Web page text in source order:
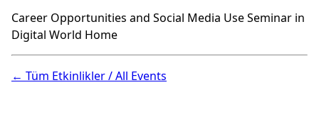
Career Opportunities and Social Media Use Seminar in
Digital World Home
← Tüm Etkinlikler / All Events